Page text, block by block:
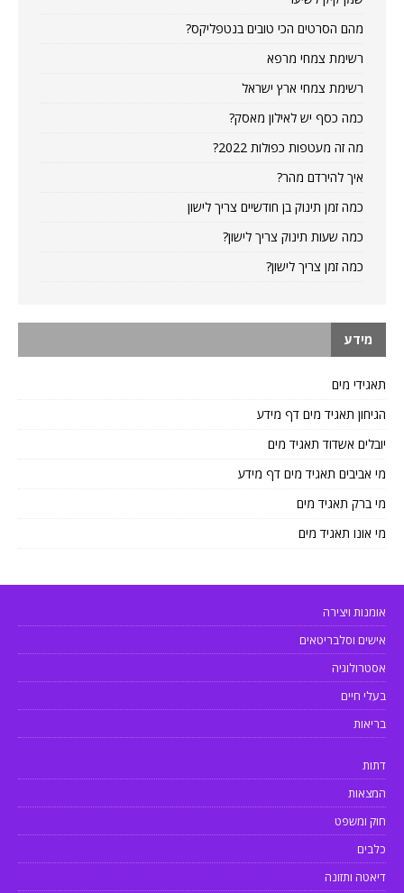
מהם הסרטים הכי טובים בנטפליקס?
רשימת צמחי מרפא
רשימת צמחי ארץ ישראל
כמה כסף יש לאילון מאסק?
מה זה מעטפות כפולות 2022?
איך להירדם מהר?
כמה זמן תינוק בן חודשיים צריך לישון
כמה שעות תינוק צריך לישון?
כמה זמן צריך לישון?
מידע
תאגידי מים
הגיחון תאגיד מים דף מידע
יובלים אשדוד תאגיד מים
מי אביבים תאגיד מים דף מידע
מי ברק תאגיד מים
מי אונו תאגיד מים
אומנות ויצירה
אישים וסלבריטאים
אסטרולוגיה
בעלי חיים
בריאות
דתות
המצאות
חוק ומשפט
כלבים
דיאטה ותזונה